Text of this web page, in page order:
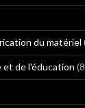
du matériel
et de l'éducation